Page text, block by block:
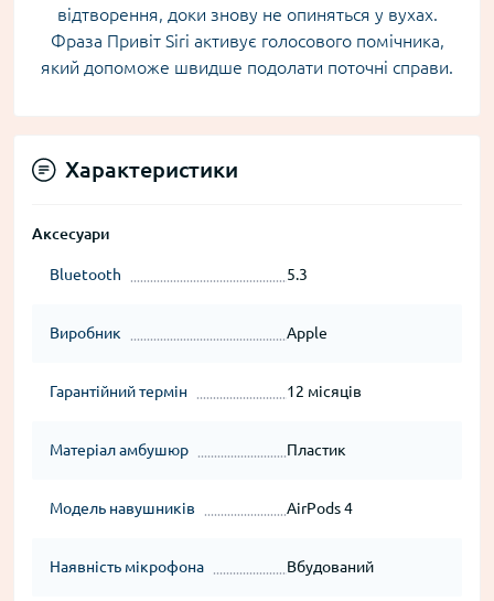
відтворення, доки знову не опиняться у вухах.
Фраза Привіт Siri активує голосового помічника,
який допоможе швидше подолати поточні справи.
Характеристики
Аксесуари
Bluetooth 5.3
Виробник Apple
Гарантійний термін 12 місяців
Матеріал амбушюр Пластик
Модель навушників AirPods 4
Наявність мікрофона Вбудований